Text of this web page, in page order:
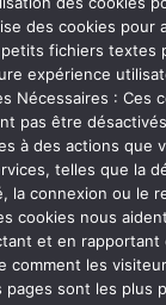
des cookies pour
fichiers textes
expérience
Nécessaires :
pas être
à des actions que
telles que la
la connexion ou le
cookies nous
et en
comment les
pages sont les plus